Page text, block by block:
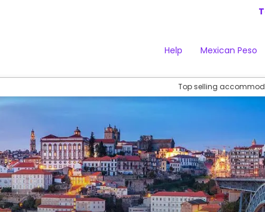
Help Mexican Peso
Top selling